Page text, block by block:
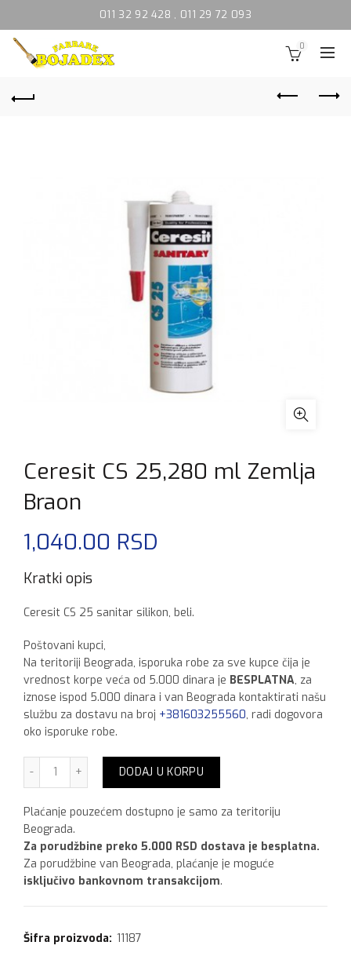
011 32 92 428 , 011 29 72 093
0
Ceresit CS 25,280 ml Zemlja
Braon
1,040.00 RSD
Kratki opis
Ceresit CS 25 sanitar silikon, beli.
Poštovani kupci,
Na teritoriji Beograda, isporuka robe za sve kupce čija je
vrednost korpe veća od 5.000 dinara je BESPLATNA, za
iznose ispod 5.000 dinara i van Beograda kontaktirati našu
službu za dostavu na broj +381603255560, radi dogovora
oko isporuke robe.
Ceresit CS 25,280 ml Zemlja Braon količina
DODAJ U KORPU
Plaćanje pouzećem dostupno je samo za teritoriju
Beograda.
Za porudžbine preko 5.000 RSD dostava je besplatna.
Za porudžbine van Beograda, plaćanje je moguće
isključivo bankovnom transakcijom.
Šifra proizvoda: 11187